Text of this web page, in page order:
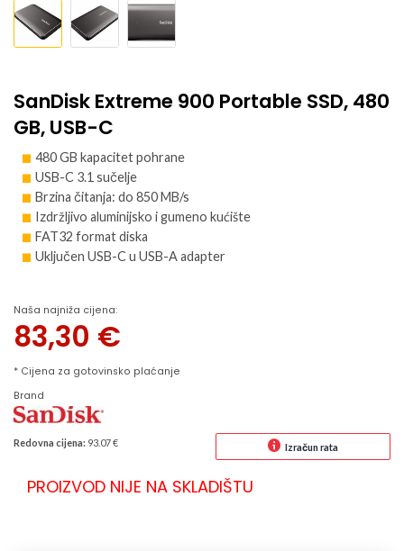
SanDisk Extreme 900 Portable SSD, 480
GB, USB-C
480 GB kapacitet pohrane
USB-C 3.1 sučelje
Brzina čitanja: do 850 MB/s
Izdržljivo aluminijsko i gumeno kućište
FAT32 format diska
Uključen USB-C u USB-A adapter
Naša najniža cijena:
83,30 €
* Cijena za gotovinsko plaćanje
Brand
Redovna cijena: 93.07 € Izračun rata
PROIZVOD NIJE NA SKLADIŠTU